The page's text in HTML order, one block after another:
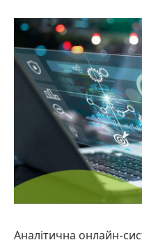
Аналітична онлайн-